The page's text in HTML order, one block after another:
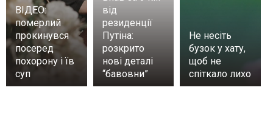
ВІДЕО:
померлий
прокинувся
посеред
похорону і їв
суп
від
резиденції
Путіна:
розкрито
нові деталі
“бавовни”
Не несіть
бузок у хату,
щоб не
спіткало лихо